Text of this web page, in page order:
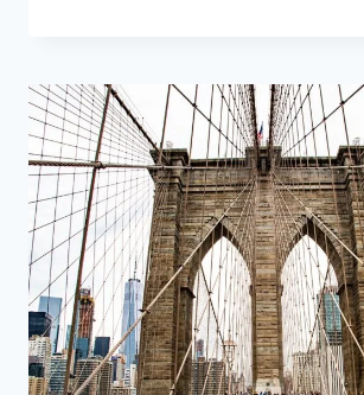
ÚSPĚCHU
OD
NEJBOHATŠÍCH
OBCHODNÍKŮ!